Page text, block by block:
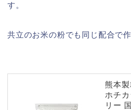
す。
共立のお米の粉でも同じ配合で作
熊本
ホチ
リー